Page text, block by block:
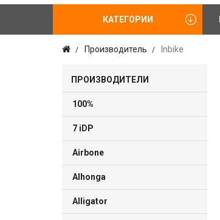
КАТЕГОРИИ
Производитель Inbike
ПРОИЗВОДИТЕЛИ
100%
7 iDP
Airbone
Alhonga
Alligator